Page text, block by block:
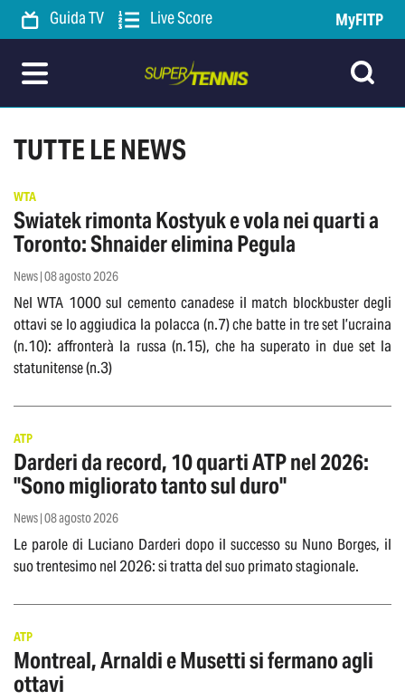
Guida TV Live Score MyFITP
TUTTE LE NEWS
WTA
Swiatek rimonta Kostyuk e vola nei quarti a
Toronto: Shnaider elimina Pegula
News | 08 agosto 2026
Nel WTA 1000 sul cemento canadese il match blockbuster degli
ottavi se lo aggiudica la polacca (n.7) che batte in tre set l’ucraina
(n.10): affronterà la russa (n.15), che ha superato in due set la
statunitense (n.3)
ATP
Darderi da record, 10 quarti ATP nel 2026:
"Sono migliorato tanto sul duro"
News | 08 agosto 2026
Le parole di Luciano Darderi dopo il successo su Nuno Borges, il
suo trentesimo nel 2026: si tratta del suo primato stagionale.
ATP
Montreal, Arnaldi e Musetti si fermano agli
ottavi